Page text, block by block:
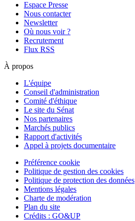
Espace Presse
Nous contacter
Newsletter
Où nous voir ?
Recrutement
Flux RSS
À propos
L'équipe
Conseil d'administration
Comité d'éthique
Le site du Sénat
Nos partenaires
Marchés publics
Rapport d'activités
Appel à projets documentaire
Préférence cookie
Politique de gestion des cookies
Politique de protection des données
Mentions légales
Charte de modération
Plan du site
Crédits : GO&UP